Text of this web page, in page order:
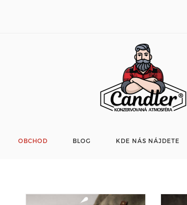
OBCHOD BLOG KDE NÁS NÁJDETE